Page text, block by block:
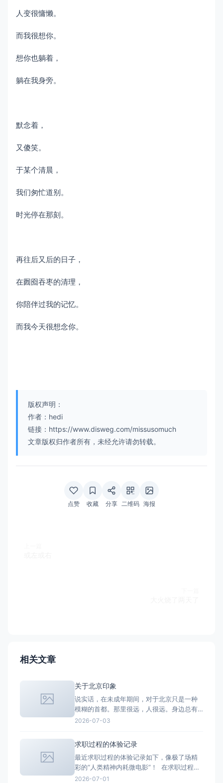
人变很慵懒。
而我很想你。
想你也躺着，
躺在我身旁。
默念着，
又傻笑。
于某个清晨，
我们匆忙道别。
时光停在那刻。
再往后又后的日子，
在囫囵吞枣的清理，
你陪伴过我的记忆。
而我今天很想念你。
版权声明：
作者：hedi
链接：https://www.disweg.com/missusomuch
文章版权归作者所有，未经允许请勿转载。
点赞 收藏 分享 二维码 海报
相关文章
关于北京印象
说实话，在未成年期间，对于北京只是一种
模糊的首都。那里很远，人很远。身边总有
人以去一趟北京为骄傲，说着人总要去一趟
阴差阳错之间，从好几个视角认识了北京，
文学、社会学、影视学、经济学、政治学
的，每个人嘴里的北京都不一样。由
2026-07-03
求职过程的体验记录
最近求职过程的体验记录如下，像极了场精
彩的“人类精神内耗微电影”！ 在求职过程
中，时间的流逝不再是一天又一天的二十四
2026-07-01